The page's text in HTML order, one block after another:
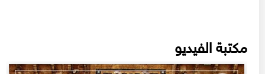
مكتبة الفيديو